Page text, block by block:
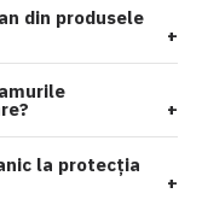
din produsele
+
+
la protecția
+